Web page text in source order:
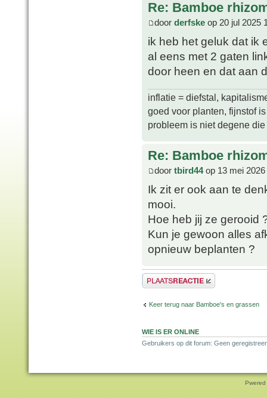
Re: Bamboe
door derfske op 20 jul 2025
ik heb het geluk dat ik
al eens met 2 gaten
door heen en dat aan
inflatie = diefstal,
goed voor planten, fijnstof
probleem is niet degene
Re: Bamboe
door tbird44op 13 mei 2026
Ik zit er ook aan te
mooi.
Hoe heb jij ze gerooid
Kun je gewoon alles
opnieuw beplanten ?
Plaats een reactie
Keer terug naar Bamboe's en grassen
WIE IS ER ONLINE
Gebruikers op dit forum: Geen